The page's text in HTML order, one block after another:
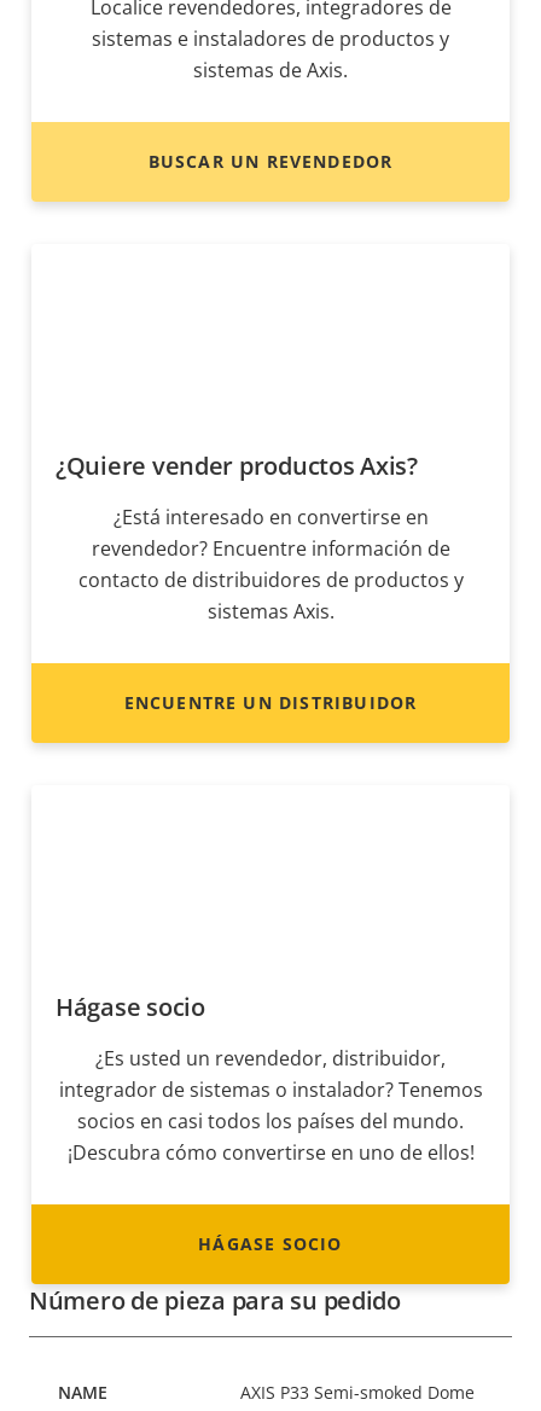
Localice revendedores, integradores de
sistemas e instaladores de productos y
sistemas de Axis.
BUSCAR UN REVENDEDOR
¿Quiere vender productos Axis?
¿Está interesado en convertirse en
revendedor? Encuentre información de
contacto de distribuidores de productos y
sistemas Axis.
ENCUENTRE UN DISTRIBUIDOR
Hágase socio
¿Es usted un revendedor, distribuidor,
integrador de sistemas o instalador? Tenemos
socios en casi todos los países del mundo.
¡Descubra cómo convertirse en uno de ellos!
HÁGASE SOCIO
Número de pieza para su pedido
AXIS P33 Semi-smoked Dome